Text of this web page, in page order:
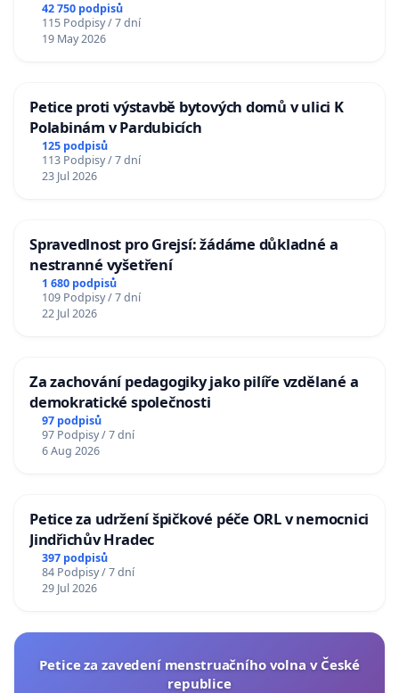
42 750 podpisů
115 Podpisy / 7 dní
19 May 2026
Petice proti výstavbě bytových domů v ulici K
Polabinám v Pardubicích
125 podpisů
113 Podpisy / 7 dní
23 Jul 2026
Spravedlnost pro Grejsí: žádáme důkladné a
nestranné vyšetření
1 680 podpisů
109 Podpisy / 7 dní
22 Jul 2026
Za zachování pedagogiky jako pilíře vzdělané a
demokratické společnosti
97 podpisů
97 Podpisy / 7 dní
6 Aug 2026
Petice za udržení špičkové péče ORL v nemocnici
Jindřichův Hradec
397 podpisů
84 Podpisy / 7 dní
29 Jul 2026
Petice za zavedení menstruačního volna v České
republice